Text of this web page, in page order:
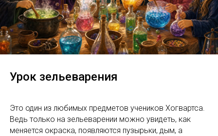
Урок зельеварения
Это один из любимых предметов учеников Хогвартса.
Ведь только на зельеварении можно увидеть, как
меняется окраска, появляются пузырьки, дым, а